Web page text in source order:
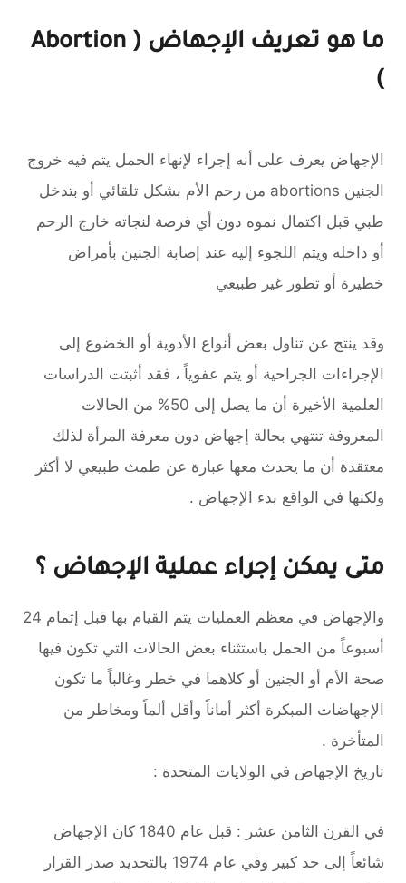
ما هو تعريف الإجهاض ( Abortion
)
الإجهاض يعرف على أنه إجراء لإنهاء الحمل يتم فيه خروج
الجنين abortions من رحم الأم بشكل تلقائي أو بتدخل
طبي قبل اكتمال نموه دون أي فرصة لنجاته خارج الرحم
أو داخله ويتم اللجوء إليه عند إصابة الجنين بأمراض
خطيرة أو تطور غير طبيعي
وقد ينتج عن تناول بعض أنواع الأدوية أو الخضوع إلى
الإجراءات الجراحية أو يتم عفوياً ، فقد أثبتت الدراسات
العلمية الأخيرة أن ما يصل إلى 50% من الحالات
المعروفة تنتهي بحالة إجهاض دون معرفة اﻟﻤﺮأة لذلك
معتقدة أن ما يحدث معها عبارة عن طمث طبيعي لا أكثر
ولكنها في الواقع بدء الإجهاض .
متى يمكن إجراء عملية الإجهاض ؟
والإجهاض في معظم العمليات يتم القيام بها قبل إتمام 24
أسبوعاً من الحمل باستثناء بعض الحالات التي تكون فيها
صحة الأم أو الجنين أو كلاهما في خطر وغالباً ما تكون
الإجهاضات المبكرة أكثر أماناً وأقل ألماً ومخاطر من
المتأخرة .
تاريخ الإجهاض في الولايات المتحدة :
في القرن الثامن عشر : قبل عام 1840 كان الإجهاض
شائعاً إلى حد كبير وفي عام 1974 بالتحديد صدر القرار